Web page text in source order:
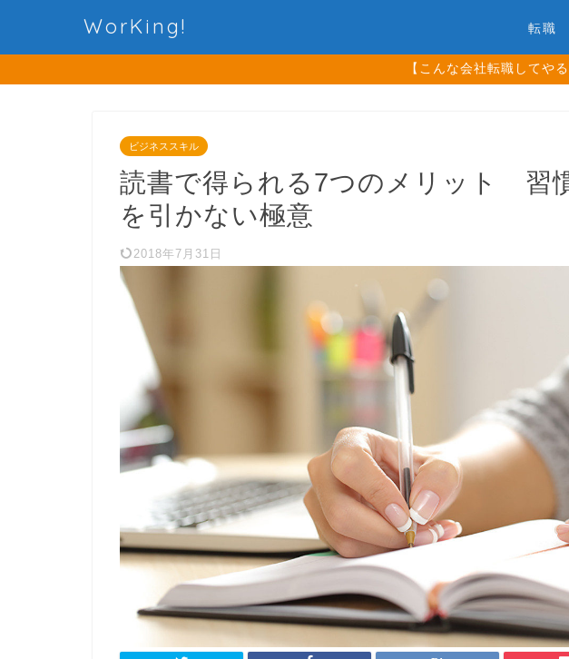
WorKing! 転職
【こんな会社転職してや
ビジネススキル
読書で得られる7つのメリット 習
を引かない極意
2018年7月31日